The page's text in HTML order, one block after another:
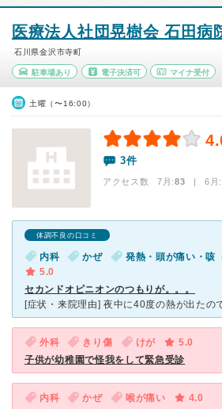
医療法人社団晃樹会 石田病
石川県金沢市寺町
駐車場あり 電子決済可 マイナ受付
土曜（〜16:00）
3件
アクセス数 7月:83 | 6月:
体調不良の口コミ
内科 かぜ
発熱・頭が痛い・咳
5.0
セカンドオピニオンのつもりが。。。
外科 きり傷 けが
5.0
子供が幼稚園で怪我をして緊急受診
内科 かぜ 喉が痛い
4.0